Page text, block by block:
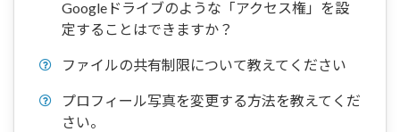
Googleドライブのような「アクセス権」を設
定することはできますか？
ファイルの共有制限について教えてください
プロフィール写真を変更する方法を教えてくだ
さい。